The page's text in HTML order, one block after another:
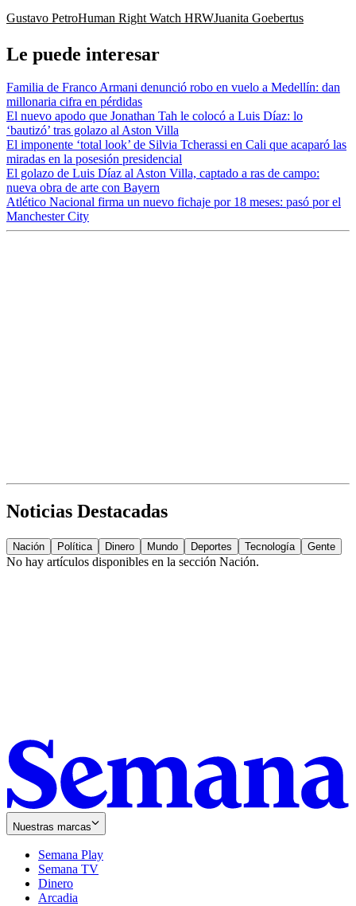
Gustavo PetroHuman Right Watch HRWJuanita Goebertus
Le puede interesar
Familia de Franco Armani denunció robo en vuelo a Medellín: dan
millonaria cifra en pérdidas
El nuevo apodo que Jonathan Tah le colocó a Luis Díaz: lo
‘bautizó’ tras golazo al Aston Villa
El imponente ‘total look’ de Silvia Tcherassi en Cali que acaparó las
miradas en la posesión presidencial
El golazo de Luis Díaz al Aston Villa, captado a ras de campo:
nueva obra de arte con Bayern
Atlético Nacional firma un nuevo fichaje por 18 meses: pasó por el
Manchester City
Noticias Destacadas
Nación Política Dinero Mundo Deportes Tecnología Gente
No hay artículos disponibles en la sección Nación.
Nuestras marcas
Semana Play
Semana TV
Dinero
Arcadia